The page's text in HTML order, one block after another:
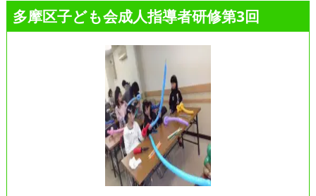
多摩区子ども会成人指導者研修第3回